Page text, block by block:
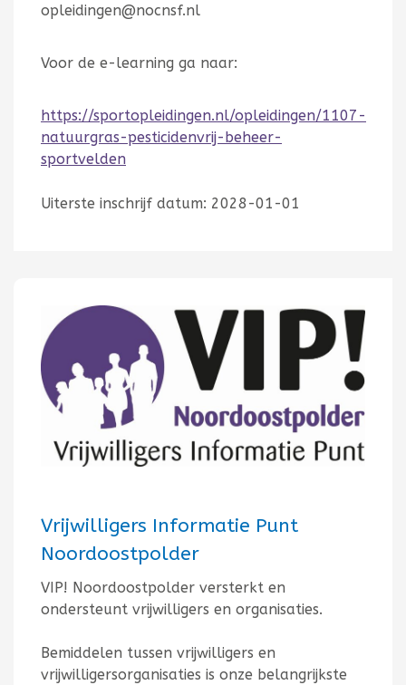
opleidingen@nocnsf.nl
Voor de e-learning ga naar:
https://sportopleidingen.nl/opleidingen/1107-
natuurgras-pesticidenvrij-beheer-
sportvelden
Uiterste inschrijf datum: 2028-01-01
Vrijwilligers Informatie Punt
Noordoostpolder
VIP! Noordoostpolder versterkt en
ondersteunt vrijwilligers en organisaties.
Bemiddelen tussen vrijwilligers en
vrijwilligersorganisaties is onze belangrijkste